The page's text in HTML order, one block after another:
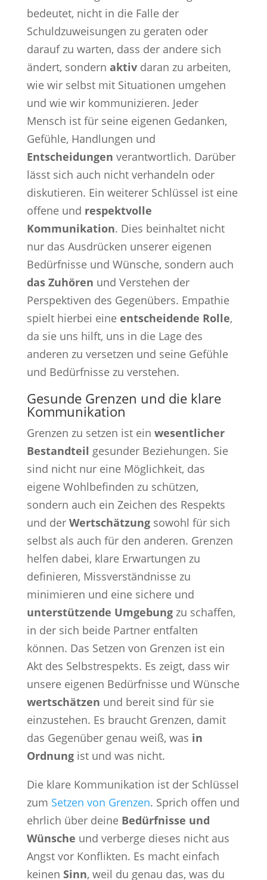
bedeutet, nicht in die Falle der
Schuldzuweisungen zu geraten oder
darauf zu warten, dass der andere sich
ändert, sondern aktivdaran zu arbeiten,
wie wir selbst mit Situationen umgehen
und wie wir kommunizieren. Jeder
Mensch ist für seine eigenen Gedanken,
Gefühle, Handlungen und
Entscheidungen verantwortlich. Darüber
lässt sich auch nicht verhandeln oder
diskutieren. Ein weiterer Schlüssel ist eine
offene und respektvolle
Kommunikation. Dies beinhaltet nicht
nur das Ausdrücken unserer eigenen
Bedürfnisse und Wünsche, sondern auch
das Zuhören und Verstehen der
Perspektiven des Gegenübers. Empathie
spielt hierbei eine entscheidende Rolle,
da sie uns hilft, uns in die Lage des
anderen zu versetzen und seine Gefühle
und Bedürfnisse zu verstehen.
Gesunde Grenzen und die klare
Kommunikation
Grenzen zu setzen ist ein wesentlicher
Bestandteil gesunder Beziehungen. Sie
sind nicht nur eine Möglichkeit, das
eigene Wohlbefinden zu schützen,
sondern auch ein Zeichen des Respekts
und der Wertschätzungsowohl für sich
selbst als auch für den anderen. Grenzen
helfen dabei, klare Erwartungen zu
definieren, Missverständnisse zu
minimieren und eine sichere und
unterstützende Umgebungzu schaffen,
in der sich beide Partner entfalten
können. Das Setzen von Grenzen ist ein
Akt des Selbstrespekts. Es zeigt, dass wir
unsere eigenen Bedürfnisse und Wünsche
wertschätzen und bereit sind für sie
einzustehen. Es braucht Grenzen, damit
das Gegenüber genau weiß, was in
Ordnungist und was nicht.
Die klare Kommunikation ist der Schlüssel
zum Setzen von Grenzen. Sprich offen und
ehrlich über deine Bedürfnisse und
Wünsche und verberge dieses nicht aus
Angst vor Konflikten. Es macht einfach
keinen Sinn, weil du genau das, was du